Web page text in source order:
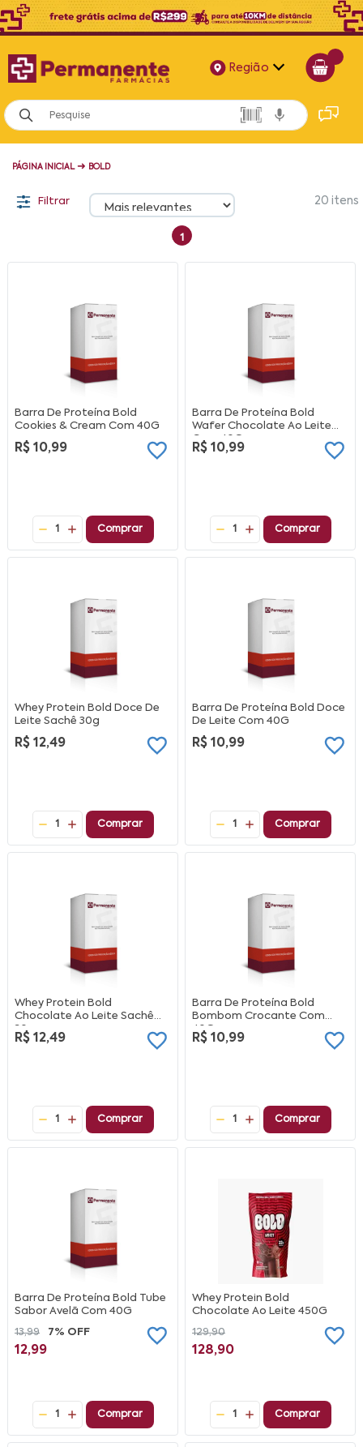
Região
Alagoas
Bahia
PÁGINA INICIAL ➜ BOLD
Filtrar 20 itens
1
Barra De Proteína Bold
Cookies & Cream Com 40G
R$ 10,99
1 Comprar
Barra De Proteína Bold
Wafer Chocolate Ao Leite
Com 40G
R$ 10,99
1 Comprar
Whey Protein Bold Doce De
Leite Sachê 30g
R$ 12,49
1 Comprar
Barra De Proteína Bold Doce
De Leite Com 40G
R$ 10,99
1 Comprar
Whey Protein Bold
Chocolate Ao Leite Sachê
30g
R$ 12,49
1 Comprar
Barra De Proteína Bold
Bombom Crocante Com
40G
R$ 10,99
1 Comprar
Barra De Proteína Bold Tube
Sabor Avelã Com 40G
13,99
7% OFF
12,99
1 Comprar
Whey Protein Bold
Chocolate Ao Leite 450G
129,90
128,90
1 Comprar